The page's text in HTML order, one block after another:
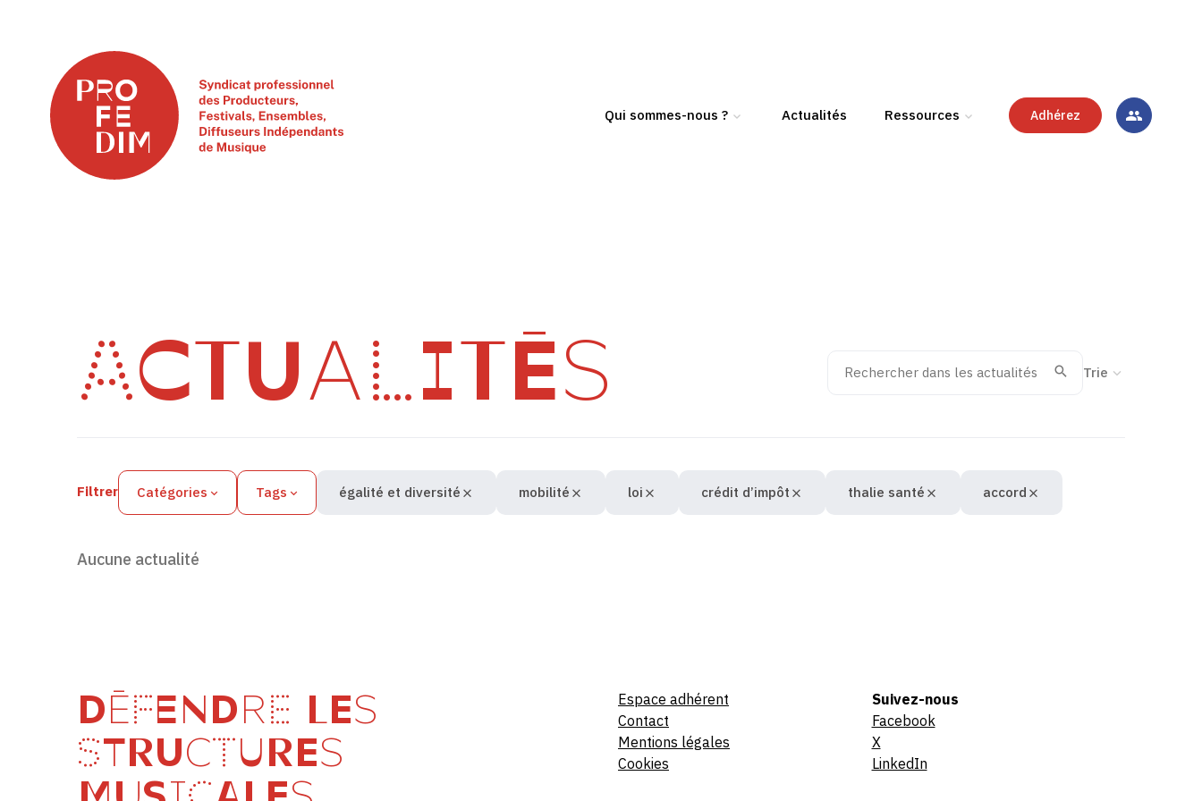
Qui sommes-nous ? Actualités Ressources Adhérez
ACTUALITÉS
Filtres des actualités
Recherche
ValiderTrier la recherche
Filtrer Catégories Tags égalité et diversité mobilité loi crédit d’impôt thalie santé accord
Aucune actualité
DÉFENDRE LES
STRUCTURES
Espace adhérent
Contact
Mentions légales
Cookies
Suivez-nous
Facebook
X
LinkedIn